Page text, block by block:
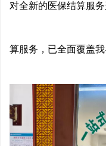
对全新的医保结算服
算服务，已全面覆盖